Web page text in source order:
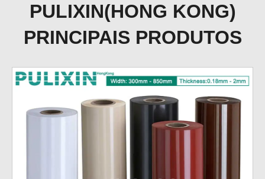
PULIXIN(HONG KONG)
PRINCIPAIS PRODUTOS